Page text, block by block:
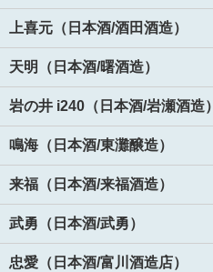
上喜元（日本酒/酒田酒造）
天明（日本酒/曙酒造）
岩の井 i240（日本酒/岩瀬酒造）
鳴海（日本酒/東灘醸造）
来福（日本酒/来福酒造）
武勇（日本酒/武勇）
忠愛（日本酒/富川酒造店）